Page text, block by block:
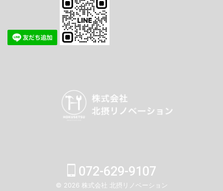
072-629-9107
© 2026 株式会社 北摂リノベーション